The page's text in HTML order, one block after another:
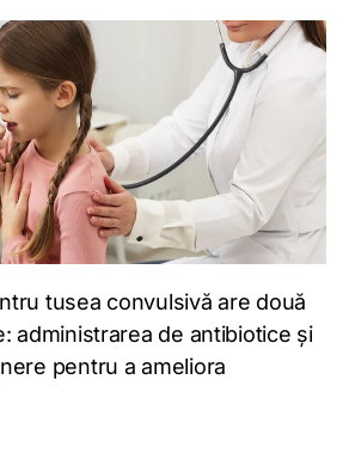
tusea convulsivă are două
administrarea de antibiotice și
pentru a ameliora